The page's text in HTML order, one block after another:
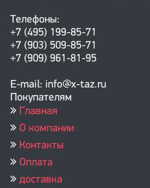
Телефоны:
+7 (495) 199-85-71
+7 (903) 509-85-71
+7 (909) 961-81-95
E-mail: info@x-taz.ru
Покупателям
Главная
О компании
Контакты
Оплата
доставка